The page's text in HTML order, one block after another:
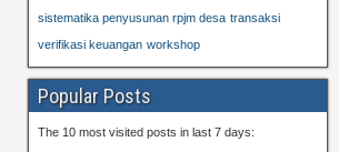
sistematika penyusunan rpjm desa transaksi
verifikasi keuangan workshop
Popular Posts
The 10 most visited posts in last 7 days: